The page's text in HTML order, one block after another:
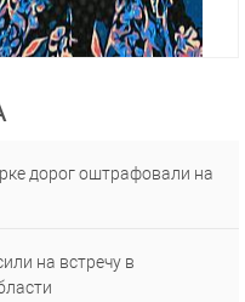
дорог оштрафовали на
на встречу в